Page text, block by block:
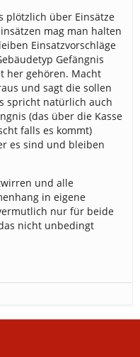
plötzlich über Einsätze
mag man halten
Einsatzvorschläge
Gefängnis
her gehören. Macht
und sagt die sollen
spricht natürlich auch
(das über die Kasse
falls es kommt)
es sind und bleiben
und alle
in eigene
nur für beide
nicht unbedingt